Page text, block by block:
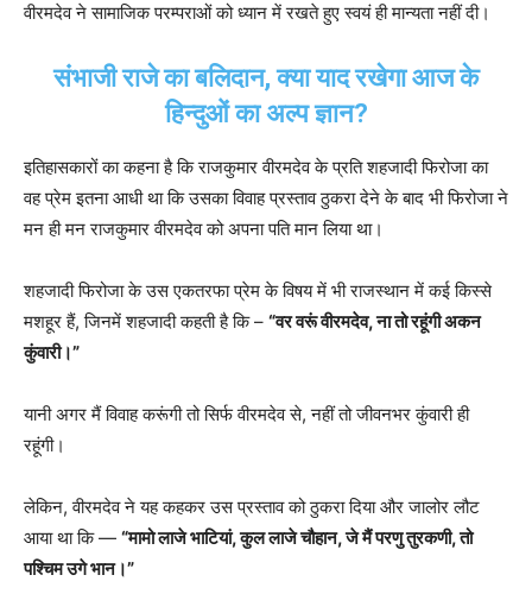
वीरमदेव ने सामाजिक परम्पराओं को ध्यान में रखते हुए स्वयं ही मान्यता नहीं दी।
संभाजी राजे का बलिदान, क्या याद रखेगा आज के
हिन्दुओं का अल्प ज्ञान?
इतिहासकारों का कहना है कि राजकुमार वीरमदेव के प्रति शहजादी फिरोजा का
वह प्रेम इतना आधी था कि उसका विवाह प्रस्ताव ठुकरा देने के बाद भी फिरोजा ने
मन ही मन राजकुमार वीरमदेव को अपना पति मान लिया था।
शहजादी फिरोजा के उस एकतरफा प्रेम के विषय में भी राजस्थान में कई किस्से
मशहूर हैं, जिनमें शहजादी कहती है कि – “वर वरूं वीरमदेव, ना तो रहूंगी अकन
कुंवारी।”
यानी अगर मैं विवाह करूंगी तो सिर्फ वीरमदेव से, नहीं तो जीवनभर कुंवारी ही
रहूंगी।
लेकिन, वीरमदेव ने यह कहकर उस प्रस्ताव को ठुकरा दिया और जालोर लौट
आया था कि — “मामो लाजे भाटियां, कुल लाजे चौहान, जे मैं परणु तुरकणी, तो
पश्चिम उगे भान।”